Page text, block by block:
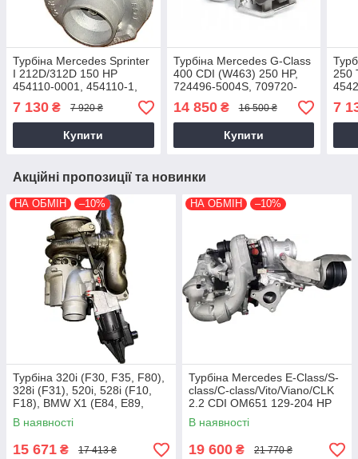
Турбіна Mercedes Sprinter
I 212D/312D 150 HP
454110-0001, 454110-1,
6050960299, 1995-2000
7 130 ₴ 7 920 ₴
Купити
Турбіна Mercedes G-Class
400 CDI (W463) 250 HP,
724496-5004S, 709720-
A6280960099, 2001-2005
14 850₴ 16 500 ₴
Купити
250
7
Акційні пропозиції та новинки
НА ОБМІН –10%
Турбіна 320i (F30, F35, F80),
328i (F31), 520i, 528i (F10,
F18), BMW X1 (E84, E89,
F25) N20B20, 2011+, 2.0 L
В наявності
15 671 ₴ 17 413 ₴
НА ОБМІН –10%
Турбіна Mercedes E-Class/S-
class/C-class/Vito/Viano/CLK
2.2 CDI OM651 129-204 HP
В наявності
19 600 ₴ 21 770 ₴